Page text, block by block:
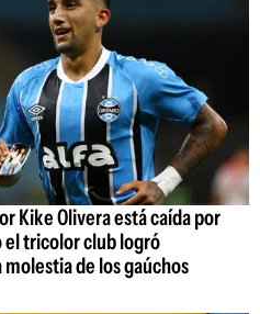
Kike Olivera está caída por
el tricolor club logró
de los gaúchos